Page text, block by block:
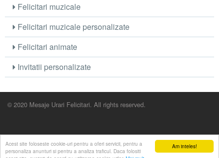
Am inteles!
Acest site foloseste cookie-uri pentru a oferi servicii, pentru a
personaliza anunturi si pentru a analiza traficul. Daca folositi
Felicitari muzicale
Felicitari muzicale personalizate
Felicitari animate
Invitatii personalizate
© 2020 Mesaje Urari Felicitari. All rights reserved.